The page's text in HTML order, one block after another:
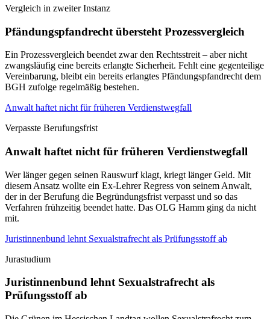
Vergleich in zweiter Instanz
Pfändungspfandrecht übersteht Prozessvergleich
Ein Prozessvergleich beendet zwar den Rechtsstreit – aber nicht
zwangsläufig eine bereits erlangte Sicherheit. Fehlt eine gegenteilige
Vereinbarung, bleibt ein bereits erlangtes Pfändungspfandrecht dem
BGH zufolge regelmäßig bestehen.
Anwalt haftet nicht für früheren Verdienstwegfall
Verpasste Berufungsfrist
Anwalt haftet nicht für früheren Verdienstwegfall
Wer länger gegen seinen Rauswurf klagt, kriegt länger Geld. Mit
diesem Ansatz wollte ein Ex-Lehrer Regress von seinem Anwalt,
der in der Berufung die Begründungsfrist verpasst und so das
Verfahren frühzeitig beendet hatte. Das OLG Hamm ging da nicht
mit.
Juristinnenbund lehnt Sexualstrafrecht als Prüfungsstoff ab
Jurastudium
Juristinnenbund lehnt Sexualstrafrecht als
Prüfungsstoff ab